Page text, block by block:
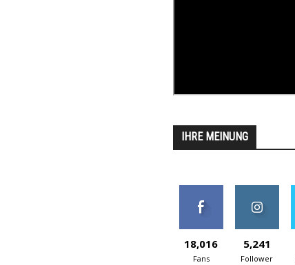
IHRE MEINUNG
18,016
Fans
5,241
Follower